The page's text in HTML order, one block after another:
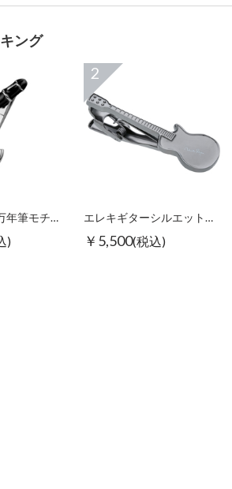
ング
【スワンク】万年筆モチーフグラスホルダー
)
2
エレキギターシルエットタイピン ブラック
￥5,500(税込)